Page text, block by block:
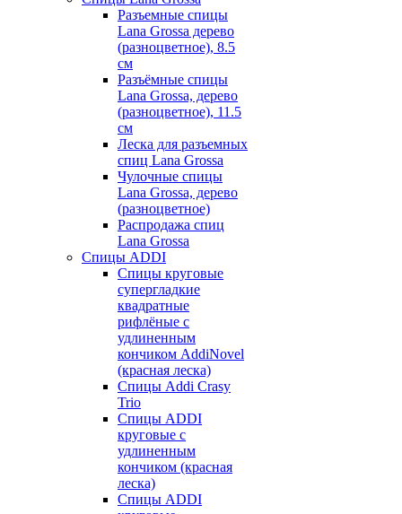
Разъемные спицы
Lana Grossa дерево
(разноцветное), 8.5
см
Разъёмные спицы
Lana Grossa, дерево
(разноцветное), 11.5
см
Леска для разъемных
спиц Lana Grossa
Чулочные спицы
Lana Grossa, дерево
(разноцветное)
Распродажа спиц
Lana Grossa
Спицы ADDI
Спицы круговые
супергладкие
квадратные
рифлёные с
удлиненным
кончиком AddiNovel
(красная леска)
Спицы Addi Crasy
Trio
Спицы ADDI
круговые с
удлиненным
кончиком (красная
леска)
Спицы ADDI